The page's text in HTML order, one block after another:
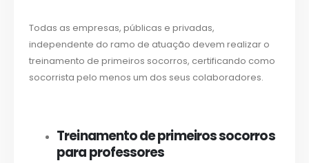
Todas as empresas, públicas e privadas,
independente do ramo de atuação devem realizar o
treinamento de primeiros socorros, certificando como
socorrista pelo menos um dos seus colaboradores.
Treinamento de primeiros socorros
para professores